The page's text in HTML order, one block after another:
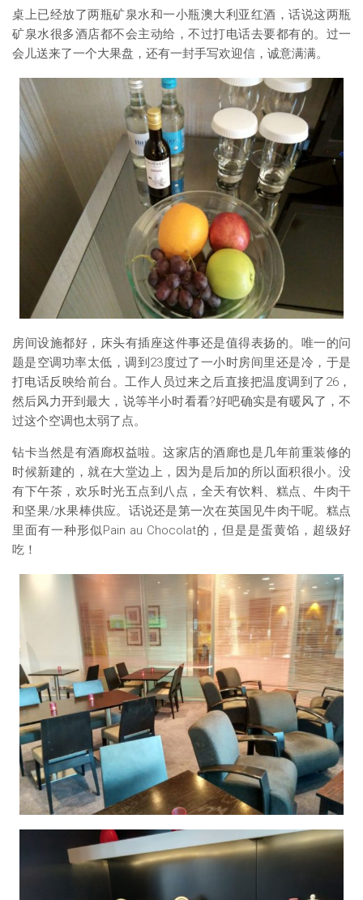
桌上已经放了两瓶矿泉水和一小瓶澳大利亚红酒，话说这两瓶
矿泉水很多酒店都不会主动给，不过打电话去要都有的。过一
会儿送来了一个大果盘，还有一封手写欢迎信，诚意满满。
房间设施都好，床头有插座这件事还是值得表扬的。唯一的问
题是空调功率太低，调到23度过了一小时房间里还是冷，于是
打电话反映给前台。工作人员过来之后直接把温度调到了26，
然后风力开到最大，说等半小时看看?好吧确实是有暖风了，不
过这个空调也太弱了点。
钻卡当然是有酒廊权益啦。这家店的酒廊也是几年前重装修的
时候新建的，就在大堂边上，因为是后加的所以面积很小。没
有下午茶，欢乐时光五点到八点，全天有饮料、糕点、牛肉干
和坚果/水果棒供应。话说还是第一次在英国见牛肉干呢。糕点
里面有一种形似Pain au Chocolat的，但是是蛋黄馅，超级好
吃！